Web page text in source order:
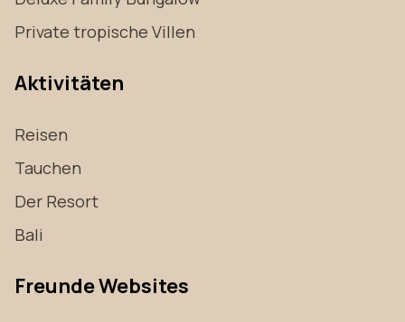
Private tropische Villen
Aktivitäten
Reisen
Tauchen
Der Resort
Bali
Freunde Websites